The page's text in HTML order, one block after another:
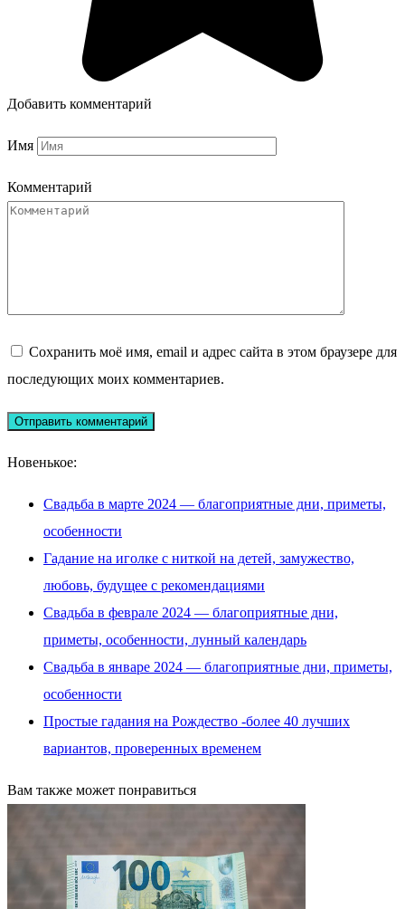
Добавить комментарий
Имя
Комментарий
Сохранить моё имя, email и адрес сайта в этом браузере для
последующих моих комментариев.
Новенькое:
Свадьба в марте 2024 — благоприятные дни, приметы,
особенности
Гадание на иголке с ниткой на детей, замужество,
любовь, будущее с рекомендациями
Свадьба в феврале 2024 — благоприятные дни,
приметы, особенности, лунный календарь
Свадьба в январе 2024 — благоприятные дни, приметы,
особенности
Простые гадания на Рождество -более 40 лучших
вариантов, проверенных временем
Вам также может понравиться